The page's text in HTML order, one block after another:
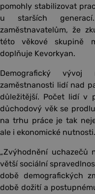
pomohly stabilizovat
u starších
zaměstnavatelům, že
této věkové skupině
doplňuje Kevorkyan.
Demografický
zaměstnanosti lidí nad
důležitější. Počet lidí v
důchodový věk se
na trhu práce je tak
ale i ekonomické nutnosti.
„Zvýhodnění
větší sociální
době demografických
době dožití a